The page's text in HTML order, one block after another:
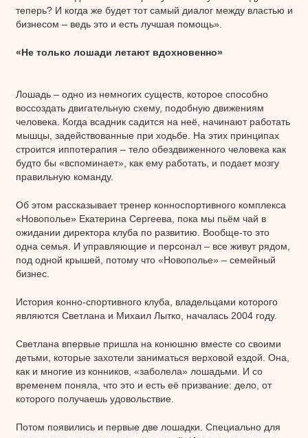
теперь? И когда же будет тот самый диалог между властью и
бизнесом – ведь это и есть лучшая помощь».
«Не только лошади летают вдохновенно»
Лошадь – одно из немногих существ, которое способно
воссоздать двигательную схему, подобную движениям
человека. Когда всадник садится на неё, начинают работать
мышцы, задействованные при ходьбе. На этих принципах
строится иппотерапия – тело обездвиженного человека как
будто бы «вспоминает», как ему работать, и подает мозгу
правильную команду.
Об этом рассказывает тренер конноспортивного комплекса
«Новополье» Екатерина Сергеева, пока мы пьём чай в
ожидании директора клуба по развитию. Вообще-то это
одна семья. И управляющие и персонал – все живут рядом,
под одной крышей, потому что «Новополье» – семейный
бизнес.
История конно-спортивного клуба, владельцами которого
являются Светлана и Михаил Лытко, началась 2004 году.
Светлана впервые пришла на конюшню вместе со своими
детьми, которые захотели заниматься верховой ездой. Она,
как и многие из конников, «заболела» лошадьми. И со
временем поняла, что это и есть её призвание: дело, от
которого получаешь удовольствие.
Потом появились и первые две лошадки. Специально для